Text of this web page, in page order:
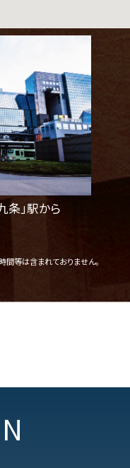
条」駅から
等は含まれておりません。